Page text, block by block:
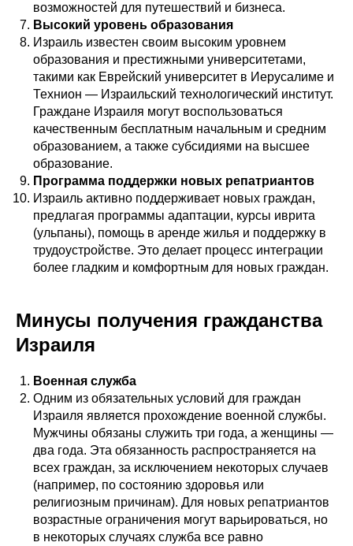
возможностей для путешествий и бизнеса.
Высокий уровень образования
Израиль известен своим высоким уровнем
образования и престижными университетами,
такими как Еврейский университет в Иерусалиме и
Технион — Израильский технологический институт.
Граждане Израиля могут воспользоваться
качественным бесплатным начальным и средним
образованием, а также субсидиями на высшее
образование.
Программа поддержки новых репатриантов
Израиль активно поддерживает новых граждан,
предлагая программы адаптации, курсы иврита
(ульпаны), помощь в аренде жилья и поддержку в
трудоустройстве. Это делает процесс интеграции
более гладким и комфортным для новых граждан.
Минусы получения гражданства
Израиля
Военная служба
Одним из обязательных условий для граждан
Израиля является прохождение военной службы.
Мужчины обязаны служить три года, а женщины —
два года. Эта обязанность распространяется на
всех граждан, за исключением некоторых случаев
(например, по состоянию здоровья или
религиозным причинам). Для новых репатриантов
возрастные ограничения могут варьироваться, но
в некоторых случаях служба все равно